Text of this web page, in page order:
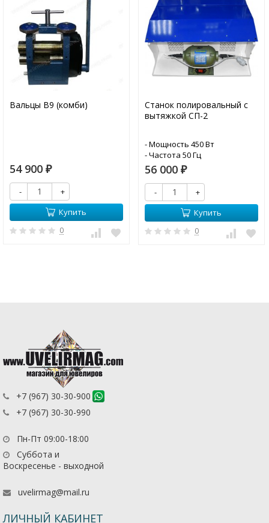
Вальцы B9 (комби)
54 900 ₽
-
+
Купить
0
Станок полировальный с
вытяжкой СП-2
- Мощность 450 Вт
- Частота 50 Гц
- Максимальный диаметр
круга 200 мм
- Скорость вращения 2950
об/мин
- Вытяжка
- Прорезиненные стыки
- Фильтр для вытяжки
56 000 ₽
-
+
Купить
0
+7 (967) 30-30-900
+7 (967) 30-30-990
Пн-Пт 09:00-18:00
Суббота и
Воскресенье - выходной
uvelirmag@mail.ru
ЛИЧНЫЙ КАБИНЕТ